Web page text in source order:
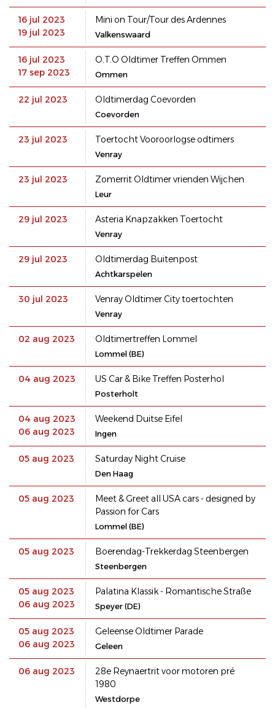
16 jul 2023
19 jul 2023
Mini on Tour/Tour des Ardennes
Valkenswaard
16 jul 2023
17 sep 2023
O.T.O Oldtimer Treffen Ommen
Ommen
22 jul 2023 Oldtimerdag Coevorden
Coevorden
23 jul 2023 Toertocht Vooroorlogse odtimers
Venray
23 jul 2023 Zomerrit Oldtimer vrienden Wijchen
Leur
29 jul 2023 Asteria Knapzakken Toertocht
Venray
29 jul 2023 Oldtimerdag Buitenpost
Achtkarspelen
30 jul 2023 Venray Oldtimer City toertochten
Venray
02 aug 2023 Oldtimertreffen Lommel
Lommel (BE)
04 aug 2023 US Car & Bike Treffen Posterhol
Posterholt
04 aug 2023
06 aug 2023
Weekend Duitse Eifel
Ingen
05 aug 2023 Saturday Night Cruise
Den Haag
05 aug 2023
Meet & Greet all USA cars - designed by
Passion for Cars
Lommel (BE)
05 aug 2023 Boerendag-Trekkerdag Steenbergen
Steenbergen
05 aug 2023
06 aug 2023
Palatina Klassik - Romantische Straße
Speyer (DE)
05 aug 2023
06 aug 2023
Geleense Oldtimer Parade
Geleen
06 aug 2023
28e Reynaertrit voor motoren pré
1980
Westdorpe